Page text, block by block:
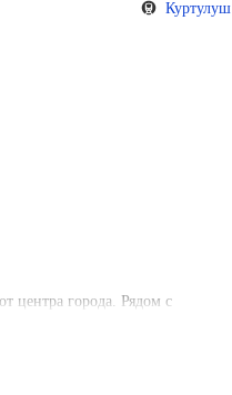
Куртулуш
центра города. Рядом с